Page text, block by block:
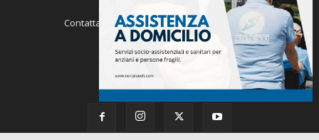
Contattaci: redazione@varese-sport.com
SEGUICI